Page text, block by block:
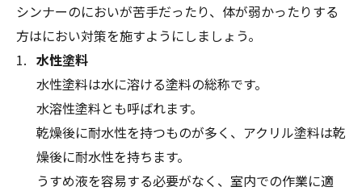
シンナーのにおいが苦手だったり、体が弱かったりする
方はにおい対策を施すようにしましょう。
水性塗料
水性塗料は水に溶ける塗料の総称です。
水溶性塗料とも呼ばれます。
乾燥後に耐水性を持つものが多く、アクリル塗料は乾
燥後に耐水性を持ちます。
うすめ液を容易する必要がなく、室内での作業に適